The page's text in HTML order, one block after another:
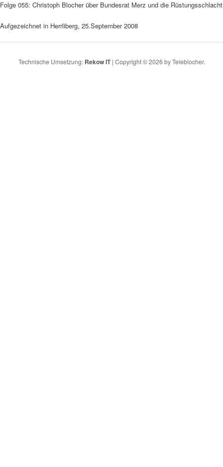
Folge 055: Christoph Blocher über Bundesrat Merz und die Rüstungsschlacht
Aufgezeichnet in Herrliberg, 25.September 2008
Technische Umsetzung: Rekow IT| Copyright © 2026 by Teleblocher.